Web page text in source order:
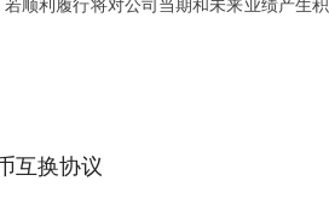
互换协议